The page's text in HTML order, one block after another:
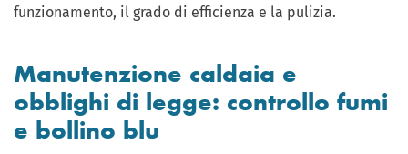
funzionamento, il grado di efficienza e la pulizia.
Manutenzione caldaia e
obblighi di legge: controllo fumi
e bollino blu